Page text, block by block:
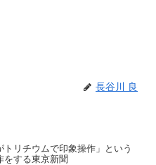
長谷川 良
トリチウムで印象操作」という
をする東京新聞